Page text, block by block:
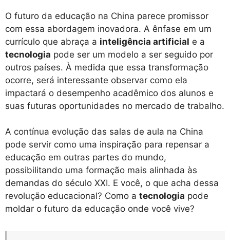
O futuro da educação na China parece promissor
com essa abordagem inovadora. A ênfase em um
currículo que abraça a inteligência artificial e a
tecnologia pode ser um modelo a ser seguido por
outros países. À medida que essa transformação
ocorre, será interessante observar como ela
impactará o desempenho acadêmico dos alunos e
suas futuras oportunidades no mercado de trabalho.
A contínua evolução das salas de aula na China
pode servir como uma inspiração para repensar a
educação em outras partes do mundo,
possibilitando uma formação mais alinhada às
demandas do século XXI. E você, o que acha dessa
revolução educacional? Como a tecnologia pode
moldar o futuro da educação onde você vive?